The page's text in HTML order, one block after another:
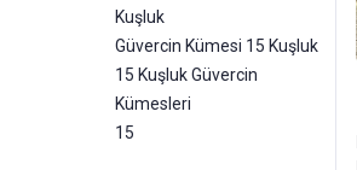
Kuşluk
Güvercin Kümesi 15 Kuşluk
15 Kuşluk Güvercin
Kümesleri
15